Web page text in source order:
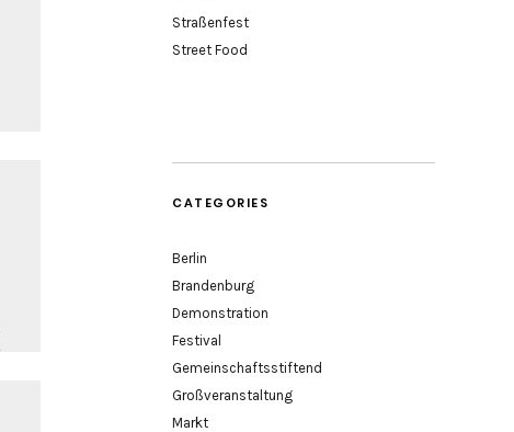
Straßenfest
Street Food
CATEGORIES
Berlin
Brandenburg
Demonstration
Festival
Gemeinschaftsstiftend
Großveranstaltung
Markt